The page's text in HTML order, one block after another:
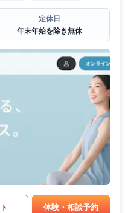
定休日
年末年始を除き無休
体験・相談予約